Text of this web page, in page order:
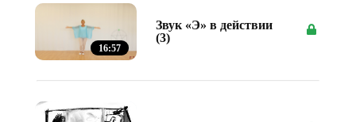
16:57
Звук «Э» в действии
(3)